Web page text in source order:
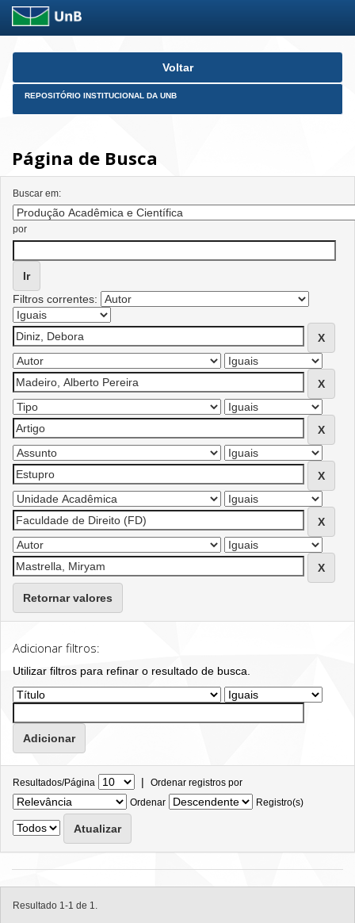
Skip
Voltar
REPOSITÓRIO INSTITUCIONAL DA UNB
Página de Busca
Buscar em:
por
Filtros correntes:
Retornar valores
Adicionar filtros:
Utilizar filtros para refinar o resultado de busca.
Resultados/Página | Ordenar registros por
Ordenar
Registro(s)
Resultado 1-1 de 1.